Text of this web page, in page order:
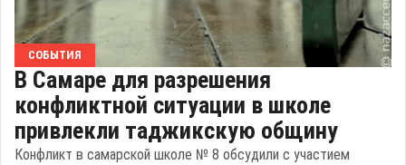
СОБЫТИЯ
В Самаре для разрешения
конфликтной ситуации в школе
привлекли таджикскую общину
Конфликт в самарской школе № 8 обсудили с участием